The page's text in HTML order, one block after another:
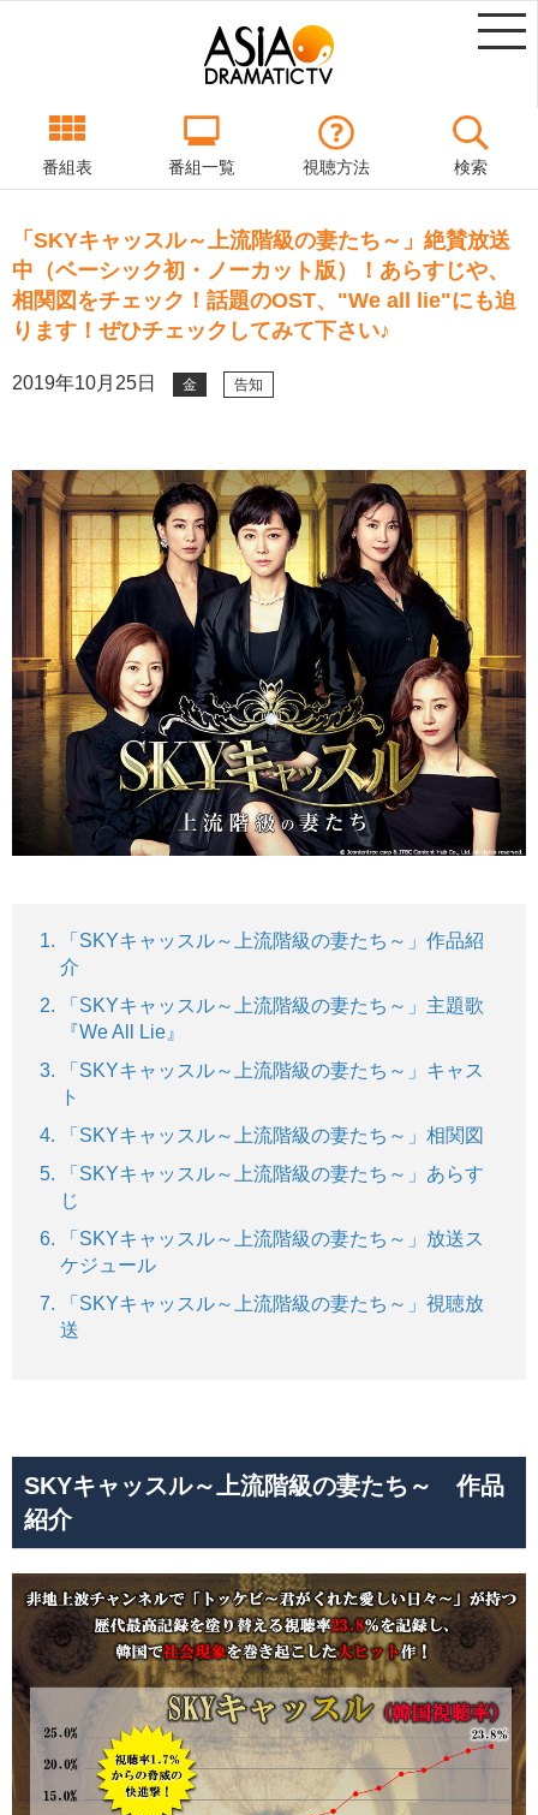
番組表 番組一覧 視聴方法 検索
「SKYキャッスル～上流階級の妻たち～」絶賛放送
中（ベーシック初・ノーカット版）！あらすじや、
相関図をチェック！話題のOST、"We all lie"にも迫
ります！ぜひチェックしてみて下さい♪
2019年10月25日 金 告知
「SKYキャッスル～上流階級の妻たち～」作品紹
介
「SKYキャッスル～上流階級の妻たち～」主題歌
『We All Lie』
「SKYキャッスル～上流階級の妻たち～」キャス
ト
「SKYキャッスル～上流階級の妻たち～」相関図
「SKYキャッスル～上流階級の妻たち～」あらす
じ
「SKYキャッスル～上流階級の妻たち～」放送ス
ケジュール
「SKYキャッスル～上流階級の妻たち～」視聴放
送
SKYキャッスル～上流階級の妻たち～ 作品
紹介